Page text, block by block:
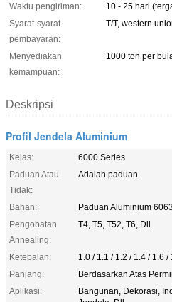
Waktu pengiriman:
10 - 25 hari
Syarat-syarat
pembayaran:
T/T, western
Menyediakan
kemampuan:
1000 ton per
Deskripsi
Profil Jendela Aluminium
Kelas:
6000 Series
Paduan Atau
Tidak:
Adalah paduan
Bahan:
Paduan Aluminium
Pengobatan
Annealing:
T4, T5, T52, T6, Dll
Ketebalan:
1.0 / 1.1 / 1.2 / 1.4 / 1.6 /
Panjang:
Berdasarkan Atas
Aplikasi:
Bangunan, Dekorasi,